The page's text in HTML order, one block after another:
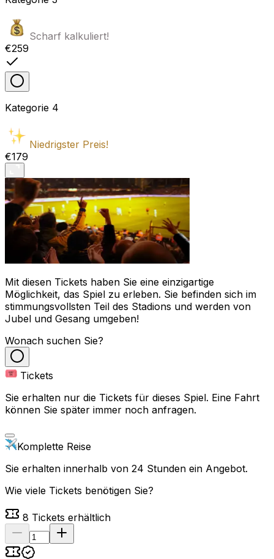
Scharf kalkuliert!
€259
Kategorie 4
Niedrigster Preis!
€179
Mit diesen Tickets haben Sie eine einzigartige
Möglichkeit, das Spiel zu erleben. Sie befinden sich im
stimmungsvollsten Teil des Stadions und werden von
Jubel und Gesang umgeben!
Wonach suchen Sie?
Tickets
Sie erhalten nur die Tickets für dieses Spiel. Eine Fahrt
können Sie später immer noch anfragen.
Komplette Reise
Sie erhalten innerhalb von 24 Stunden ein Angebot.
Wie viele Tickets benötigen Sie?
8 Tickets erhältlich